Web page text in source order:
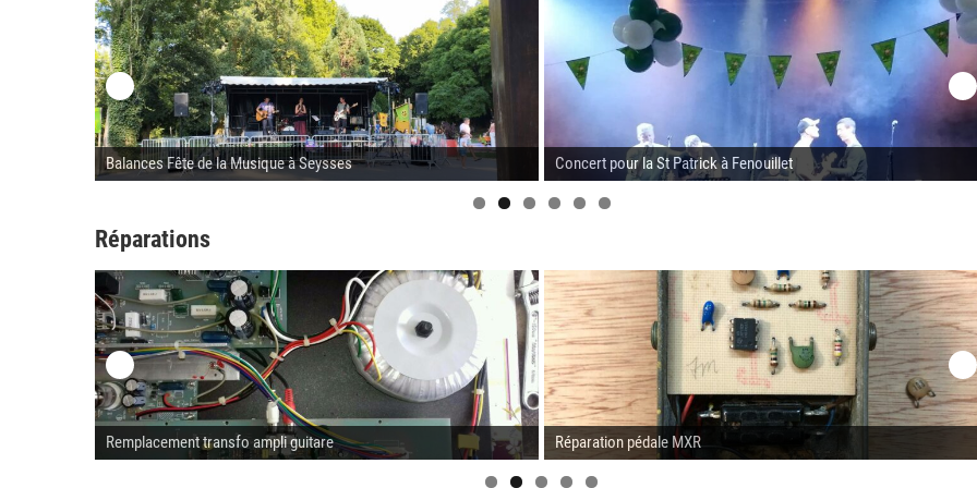
Balances Fête de la Musique à Seysses Concert pour la St Patrick à Fenouillet
Réparations
Remplacement transfo ampli guitare Réparation pédale MXR